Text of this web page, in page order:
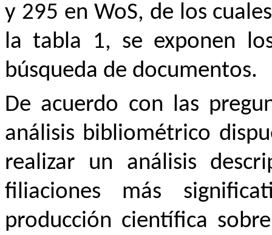
y 295 en WoS, de los
la tabla 1, se exponen
búsqueda de documentos.
De acuerdo con las
análisis bibliométrico
realizar un análisis
filiaciones más
producción científica